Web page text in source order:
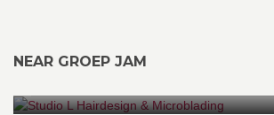
NEAR GROEP JAM